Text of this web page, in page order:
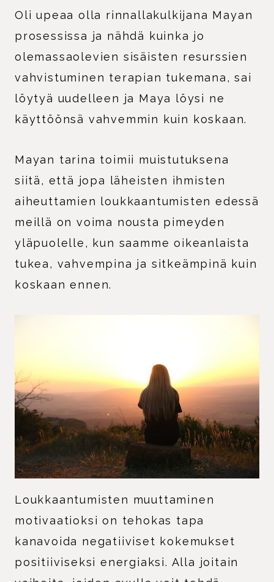
Oli upeaa olla rinnallakulkijana Mayan
prosessissa ja nähdä kuinka jo
olemassaolevien sisäisten resurssien
vahvistuminen terapian tukemana, sai
löytyä uudelleen ja Maya löysi ne
käyttöönsä vahvemmin kuin koskaan.
Mayan tarina toimii muistutuksena
siitä, että jopa läheisten ihmisten
aiheuttamien loukkaantumisten edessä
meillä on voima nousta pimeyden
yläpuolelle, kun saamme oikeanlaista
tukea, vahvempina ja sitkeämpinä kuin
koskaan ennen.
Loukkaantumisten muuttaminen
motivaatioksi on tehokas tapa
kanavoida negatiiviset kokemukset
positiiviseksi energiaksi. Alla joitain